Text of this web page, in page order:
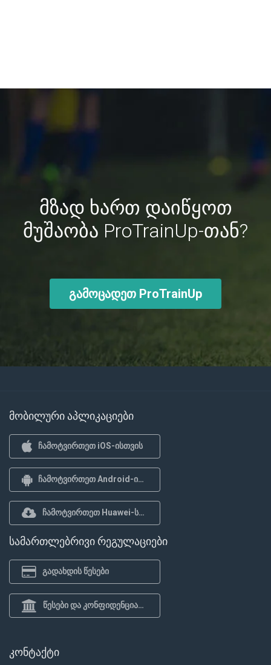
მზად ხართ დაიწყოთ
მუშაობა ProTrainUp-თან?
გამოცადეთ ProTrainUp
მობილური აპლიკაციები
ჩამოტვირთეთ iOS-ისთვის
ჩამოტვირთეთ Android-ისთვის
ჩამოტვირთეთ Huawei-სთვის
სამართლებრივი რეგულაციები
გადახდის წესები
წესები და კონფიდენციალურობის პოლიტიკა
კონტაქტი